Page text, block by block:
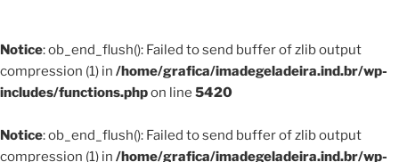
Notice: ob_end_flush(): Failed to send buffer of zlib output
compression (1) in /home/grafica/imadegeladeira.ind.br/wp-
includes/functions.phpon line 5420
Notice: ob_end_flush(): Failed to send buffer of zlib output
compression (1) in /home/grafica/imadegeladeira.ind.br/wp-